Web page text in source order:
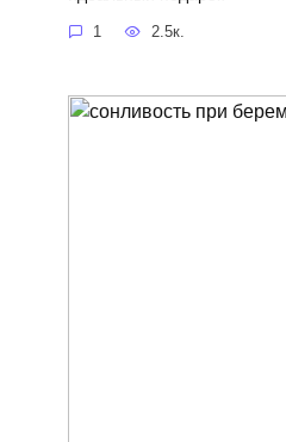
1 2.5к.